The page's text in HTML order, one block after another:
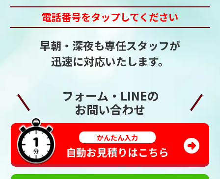
電話番号をタップしてください
早朝・深夜も専任スタッフが
迅速に対応いたします。
フォーム・LINEの
お問い合わせ
かんたん入力
自動お見積りはこちら